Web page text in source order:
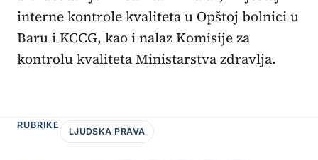
interne kontrole kvaliteta u Opštoj bolnici u
Baru i KCCG, kao i nalaz Komisije za
kontrolu kvaliteta Ministarstva zdravlja.
RUBRIKE
LJUDSKA PRAVA